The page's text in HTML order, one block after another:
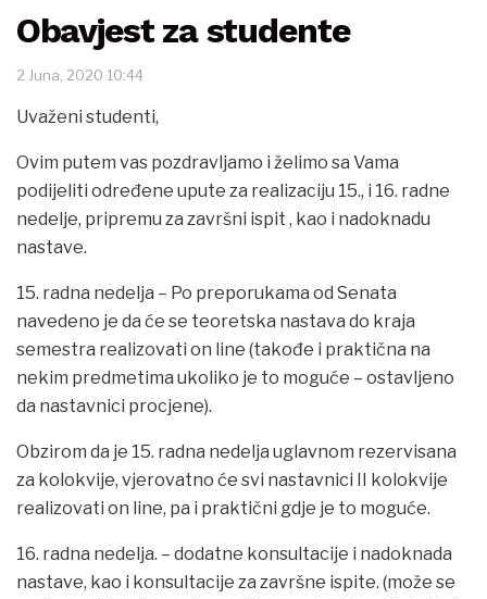
Obavjest za studente
2 Juna, 2020 10:44
Uvaženi studenti,
Ovim putem vas pozdravljamo i želimo sa Vama
podijeliti određene upute za realizaciju 15., i 16. radne
nedelje, pripremu za završni ispit , kao i nadoknadu
nastave.
15. radna nedelja – Po preporukama od Senata
navedeno je da će se teoretska nastava do kraja
semestra realizovati on line (takođe i praktična na
nekim predmetima ukoliko je to moguće – ostavljeno
da nastavnici procjene).
Obzirom da je 15. radna nedelja uglavnom rezervisana
za kolokvije, vjerovatno će svi nastavnici II kolokvije
realizovati on line, pa i praktični gdje je to moguće.
16. radna nedelja. – dodatne konsultacije i nadoknada
nastave, kao i konsultacije za završne ispite. (može se